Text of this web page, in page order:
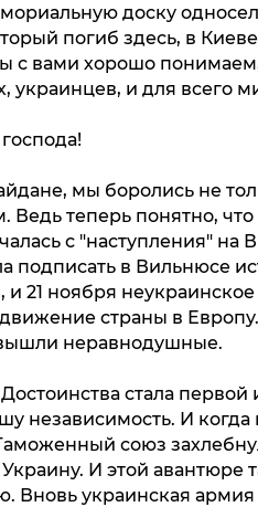
доску
погиб здесь, в
с вами хорошо
украинцев, и для всего
мы боролись не
Ведь теперь понятно,
с "наступления" на
подписать в Вильнюсе
и 21 ноября
страны в
неравнодушные.
стала
независимость. И
союз
И этой авантюре
Вновь украинская